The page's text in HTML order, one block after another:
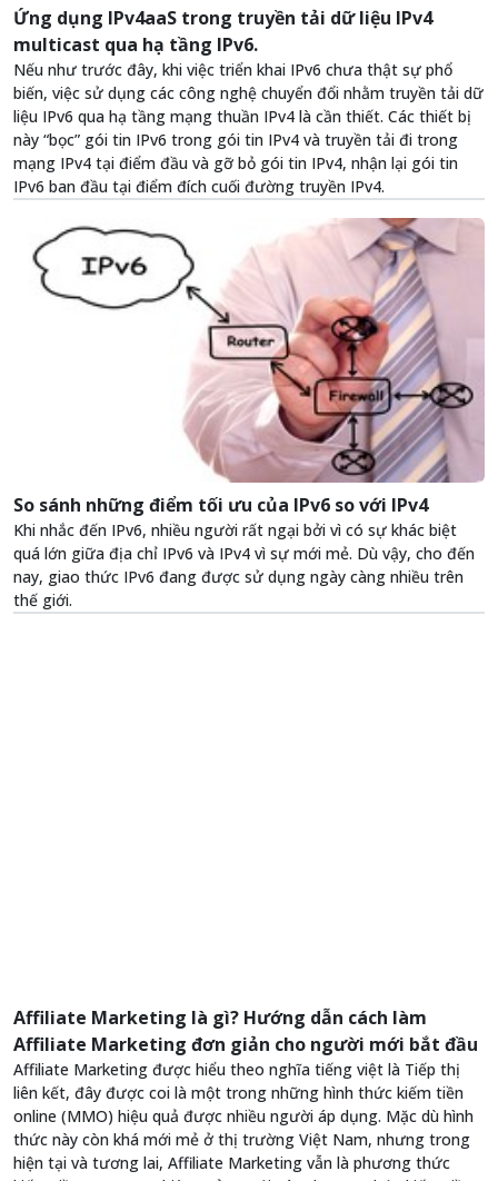
Ứng dụng IPv4aaS trong truyền tải dữ liệu IPv4
multicast qua hạ tầng IPv6.
Nếu như trước đây, khi việc triển khai IPv6 chưa thật sự phổ
biến, việc sử dụng các công nghệ chuyển đổi nhằm truyền tải dữ
liệu IPv6 qua hạ tầng mạng thuần IPv4 là cần thiết. Các thiết bị
này “bọc” gói tin IPv6 trong gói tin IPv4 và truyền tải đi trong
mạng IPv4 tại điểm đầu và gỡ bỏ gói tin IPv4, nhận lại gói tin
IPv6 ban đầu tại điểm đích cuối đường truyền IPv4.
So sánh những điểm tối ưu của IPv6 so với IPv4
Khi nhắc đến IPv6, nhiều người rất ngại bởi vì có sự khác biệt
quá lớn giữa địa chỉ IPv6 và IPv4 vì sự mới mẻ. Dù vậy, cho đến
nay, giao thức IPv6 đang được sử dụng ngày càng nhiều trên
thế giới.
Affiliate Marketing là gì? Hướng dẫn cách làm
Affiliate Marketing đơn giản cho người mới bắt đầu
Affiliate Marketing được hiểu theo nghĩa tiếng việt là Tiếp thị
liên kết, đây được coi là một trong những hình thức kiếm tiền
online (MMO) hiệu quả được nhiều người áp dụng. Mặc dù hình
thức này còn khá mới mẻ ở thị trường Việt Nam, nhưng trong
hiện tại và tương lai, Affiliate Marketing vẫn là phương thức